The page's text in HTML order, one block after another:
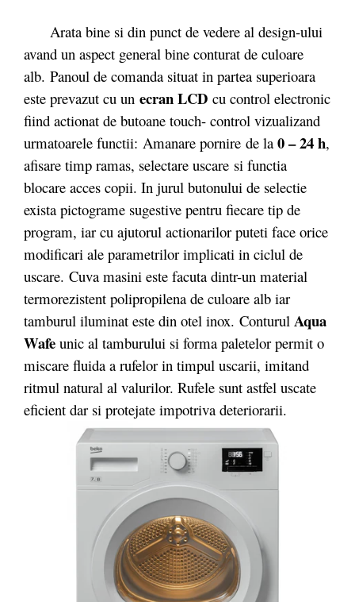
Arata bine si din punct de vedere al design-ului
avand un aspect general bine conturat de culoare
alb. Panoul de comanda situat in partea superioara
este prevazut cu un ecran LCD cu control electronic
fiind actionat de butoane touch- control vizualizand
urmatoarele functii: Amanare pornire de la 0 – 24 h,
afisare timp ramas, selectare uscare si functia
blocare acces copii. In jurul butonului de selectie
exista pictograme sugestive pentru fiecare tip de
program, iar cu ajutorul actionarilor puteti face orice
modificari ale parametrilor implicati in ciclul de
uscare. Cuva masini este facuta dintr-un material
termorezistent polipropilena de culoare alb iar
tamburul iluminat este din otel inox. Conturul Aqua
Wafe unic al tamburului si forma paletelor permit o
miscare fluida a rufelor in timpul uscarii, imitand
ritmul natural al valurilor. Rufele sunt astfel uscate
eficient dar si protejate impotriva deteriorarii.